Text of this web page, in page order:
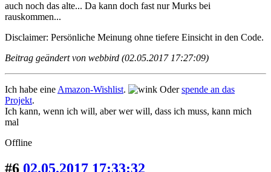
auch noch das alte... Da kann doch fast nur Murks bei
rauskommen...
Disclaimer: Persönliche Meinung ohne tiefere Einsicht in den Code.
Beitrag geändert von webbird (02.05.2017 17:27:09)
Ich habe eine Amazon-Wishlist. Oderspende an das
Projekt.
Ich kann, wenn ich will, aber wer will, dass ich muss, kann mich
mal
Offline
#6 02.05.2017 17:33:32